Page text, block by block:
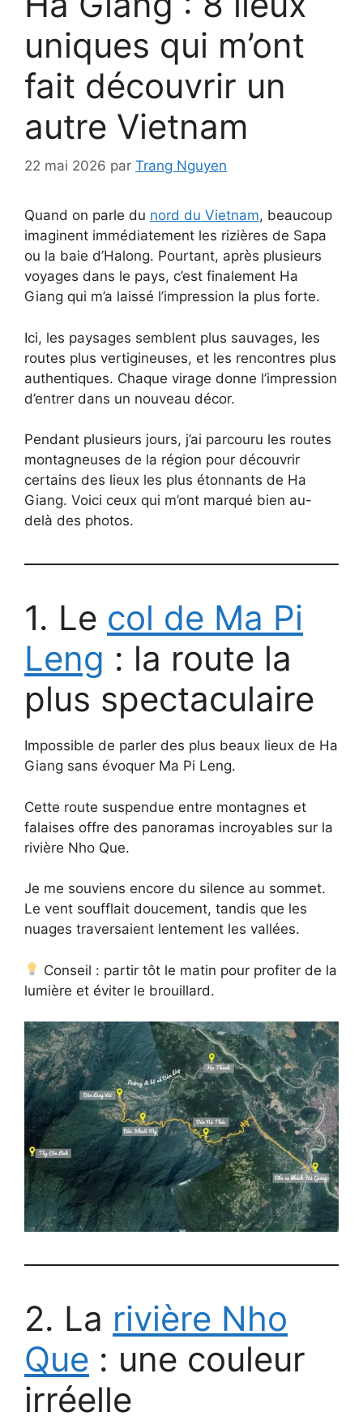
uniques qui m’ont
fait découvrir un
autre Vietnam
22 mai 2026 par Trang Nguyen
Quand on parle du nord du Vietnam, beaucoup
imaginent immédiatement les rizières de Sapa
ou la baie d’Halong. Pourtant, après plusieurs
voyages dans le pays, c’est finalement Ha
Giang qui m’a laissé l’impression la plus forte.
Ici, les paysages semblent plus sauvages, les
routes plus vertigineuses, et les rencontres plus
authentiques. Chaque virage donne l’impression
d’entrer dans un nouveau décor.
Pendant plusieurs jours, j’ai parcouru les routes
montagneuses de la région pour découvrir
certains des lieux les plus étonnants de Ha
Giang. Voici ceux qui m’ont marqué bien au-
delà des photos.
1. Le col de Ma Pi
Leng : la route la
plus spectaculaire
Impossible de parler des plus beaux lieux de Ha
Giang sans évoquer Ma Pi Leng.
Cette route suspendue entre montagnes et
falaises offre des panoramas incroyables sur la
rivière Nho Que.
Je me souviens encore du silence au sommet.
Le vent soufflait doucement, tandis que les
nuages traversaient lentement les vallées.
Conseil : partir tôt le matin pour profiter de la
lumière et éviter le brouillard.
2. La rivière Nho
Que : une couleur
irréelle